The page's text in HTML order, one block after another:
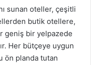
sunan oteller, çeşitli
butik otellere,
geniş bir yelpazede
Her bütçeye uygun
ön planda tutan